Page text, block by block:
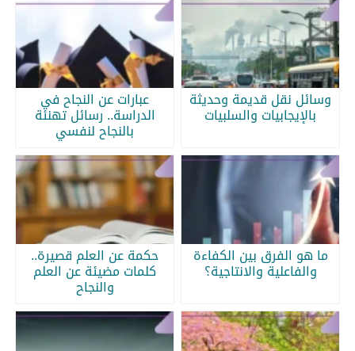
وسائل نقل قديمة وحديثة
بالإيجابيات والسلبيات
عبارات عن النجاح في
الدراسة.. رسائل تهنئة
بالنجاح لنفسي
ما هو الفرق بين الكفاءة
والفاعلية والانتاجية؟
حكمة عن العلم قصيرة..
كلمات مضيئة عن العلم
والنجاح